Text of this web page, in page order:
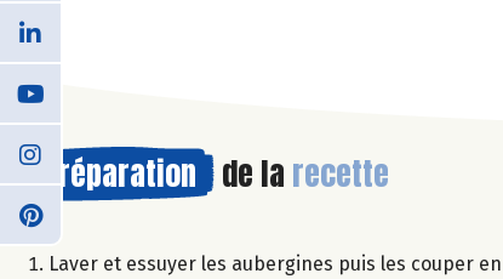
Préparation de la recette
Laver et essuyer les aubergines puis les couper